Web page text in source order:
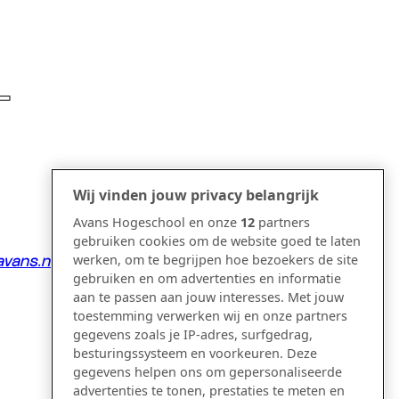
Wij vinden jouw privacy belangrijk
Avans Hogeschool en onze 12 partners
gebruiken cookies om de website goed te laten
werken, om te begrijpen hoe bezoekers de site
gebruiken en om advertenties en informatie
aan te passen aan jouw interesses. Met jouw
toestemming verwerken wij en onze partners
gegevens zoals je IP-adres, surfgedrag,
besturingssysteem en voorkeuren. Deze
gegevens helpen ons om gepersonaliseerde
advertenties te tonen, prestaties te meten en